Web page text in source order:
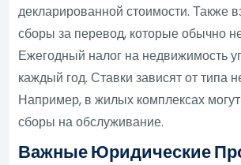
декларированной стоимости. Также
сборы за перевод, которые обычно
Ежегодный налог на недвижимость
каждый год. Ставки зависят от типа
Например, в жилых комплексах
сборы на обслуживание.
Важные Юридические